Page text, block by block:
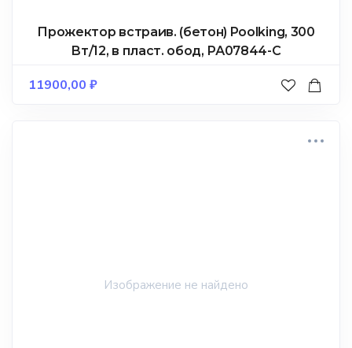
Прожектор встраив. (бетон) Poolking, 300
Вт/12, в пласт. обод, РА07844-С
11900,00 ₽